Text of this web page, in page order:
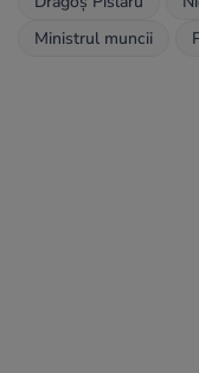
Ministrul muncii